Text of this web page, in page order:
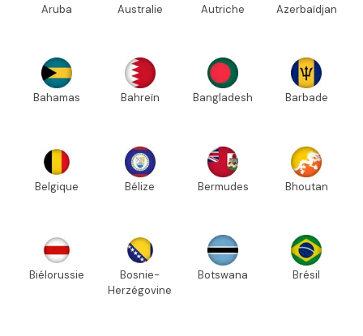
Aruba Australie Autriche Azerbaïdjan
Bahamas Bahreïn Bangladesh Barbade
Belgique Bélize Bermudes Bhoutan
Biélorussie
Bosnie-
Herzégovine
Botswana Brésil